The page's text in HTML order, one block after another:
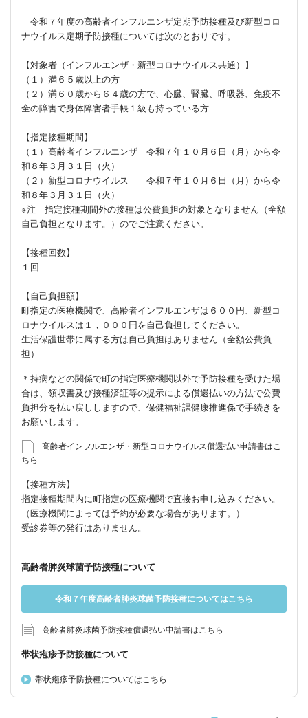
令和７年度の高齢者インフルエンザ定期予防接種及び新型コロ
ナウイルス定期予防接種については次のとおりです。
【対象者（インフルエンザ・新型コロナウイルス共通）】
（１）満６５歳以上の方
（２）満６０歳から６４歳の方で、心臓、腎臓、呼吸器、免疫不
全の障害で身体障害者手帳１級も持っている方
【指定接種期間】
（１）高齢者インフルエンザ 令和７年１０月６日（月）から令
和８年３月３１日（火）
（２）新型コロナウイルス 令和７年１０月６日（月）から令
和８年３月３１日（火）
※注 指定接種期間外の接種は公費負担の対象となりません（全額
自己負担となります。）のでご注意ください。
【接種回数】
１回
【自己負担額】
町指定の医療機関で、高齢者インフルエンザは６００円、新型コ
ロナウイルスは１，０００円を自己負担してください。
生活保護世帯に属する方は自己負担はありません（全額公費負
担）
＊持病などの関係で町の指定医療機関以外で予防接種を受けた場
合は、領収書及び接種済証等の提示による償還払いの方法で公費
負担分を払い戻ししますので、保健福祉課健康推進係で手続きを
お願いします。
高齢者インフルエンザ・新型コロナウイルス償還払い申請書はこ
ちら
【接種方法】
指定接種期間内に町指定の医療機関で直接お申し込みください。
（医療機関によっては予約が必要な場合があります。）
受診券等の発行はありません。
高齢者肺炎球菌予防接種について
令和７年度高齢者肺炎球菌予防接種についてはこちら
高齢者肺炎球菌予防接種償還払い申請書はこちら
帯状疱疹予防接種について
帯状疱疹予防接種についてはこちら